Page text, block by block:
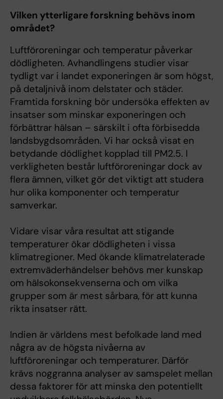
Vilken ytterligare forskning behövs inom
området?
Luftföroreningar och temperatur påverkar
dödligheten. Avhandlingens studier visar
tydligt var i landet exponeringen är som högst,
på detaljnivå inom delstater och städer.
Framtida forskning bör undersöka effekten av
insatser som minskar exponeringen och
förbättrar hälsan – särskilt i ofta förbisedda
landsbygdsområden. Vi har också visat en
betydande dödlighet kopplad till PM2.5. I
verkligheten består luftföroreningar dock av
flera ämnen, vilket gör det viktigt att studera
hur olika komponenter och temperatur
samverkar.
Vidare visar våra resultat att stigande
temperaturer ökar dödligheten i vissa
klimatregioner. Med ökande klimatrelaterade
extremväderhändelser behövs mer kunskap
om hälsokonsekvenserna och om vilka
grupper som är mest sårbara, för att kunna
rikta insatser rätt.
Indien är världens mest befolkade land med
några av de högsta nivåerna av
luftföroreningar och temperaturer. Därför
krävs noggranna analyser av samspelet mellan
dessa faktorer för att minska den potentiellt